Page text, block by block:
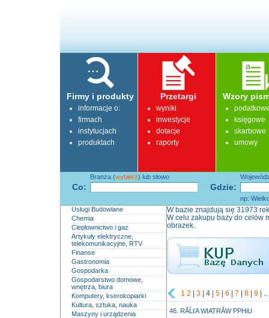
Firmy i produkty
informacje o:
firmach
instytucjach
produktach
Przetargi
wyniki
inwestycje
dotacje
raporty
Wzory
księgowe
skarbowe
umowy
Co: Gdzie:
Branża (wybierz) lub słowo
np:
Usługi Budowlane
Chemia
Ciepłownictwo i gaz
Artykuły elektryczne,
telekomunikacyjne, RTV
Finanse
Gastronomia
Gospodarka
Gospodarstwo domowe,
wnętrza, biura
Komputery, kserokopiarki
Kultura, sztuka, nauka
Maszyny i urządzenia
W bazie znajdują się 31973
W celu zakupu bazy do celów
obrazek.
1 2 | 3 | 4 | 5 | 6 | 7 | 8 | 9 | ..
46. RĂĹťA WIATRĂW PPHiU